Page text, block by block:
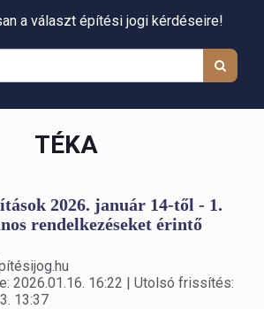
a választ építési jogi kérdéseire!
TÉKA
2026. január 14-től - 1.
rendelkezéseket érintő
2026.01.16. 16:22 | Utolsó frissítés:
13:37